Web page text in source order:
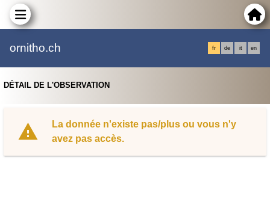
ornitho.ch fr de it en
DÉTAIL DE L'OBSERVATION
La donnée n'existe pas/plus ou vous n'y
avez pas accès.